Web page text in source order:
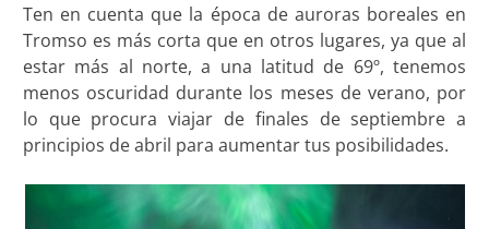
Ten en cuenta que la época de auroras boreales en
Tromso es más corta que en otros lugares, ya que al
estar más al norte, a una latitud de 69º, tenemos
menos oscuridad durante los meses de verano, por
lo que procura viajar de finales de septiembre a
principios de abril para aumentar tus posibilidades.